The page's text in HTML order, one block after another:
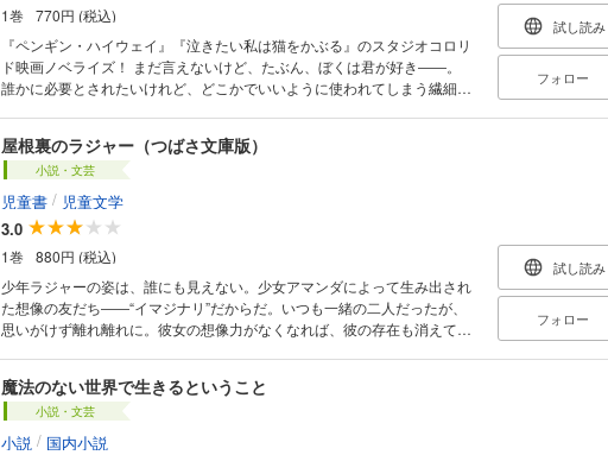
1巻
770円 (税込)
『ペンギン・ハイウェイ』『泣きたい私は猫をかぶる』のスタジオコロリ
ド映画ノベライズ！ まだ言えないけど、たぶん、ぼくは君が好き――。
誰かに必要とされたいけれど、どこかでいいように使われてしまう繊細な
いツムギを家に招き入れた柊だったが、その夜突然、「鬼」に襲われてし
まう。実はツムギ自身も鬼の世界からやってきた少女で、彼女は幼い頃に
生き別れた母親に会うために、東北にある神社を目指してやってきたらし
い。誰かに必要とされたいと願う柊は、ツムギの旅に同行し……。
試し読み
フォロー
屋根裏のラジャー（つばさ文庫版）
小説・文芸
児童書 / 児童文学
3.0
1巻
880円 (税込)
少年ラジャーの姿は、誰にも見えない。少女アマンダによって生み出され
た想像の友だち――“イマジナリ”だからだ。いつも一緒の二人だったが、
思いがけず離れ離れに。彼女の想像力がなくなれば、彼の存在も消えてし
救う戦いに挑む。スタジオポノックが贈る感動超大作ノベライズ！ 【小学
中級から ★★】
試し読み
フォロー
魔法のない世界で生きるということ
小説・文芸
小説 / 国内小説